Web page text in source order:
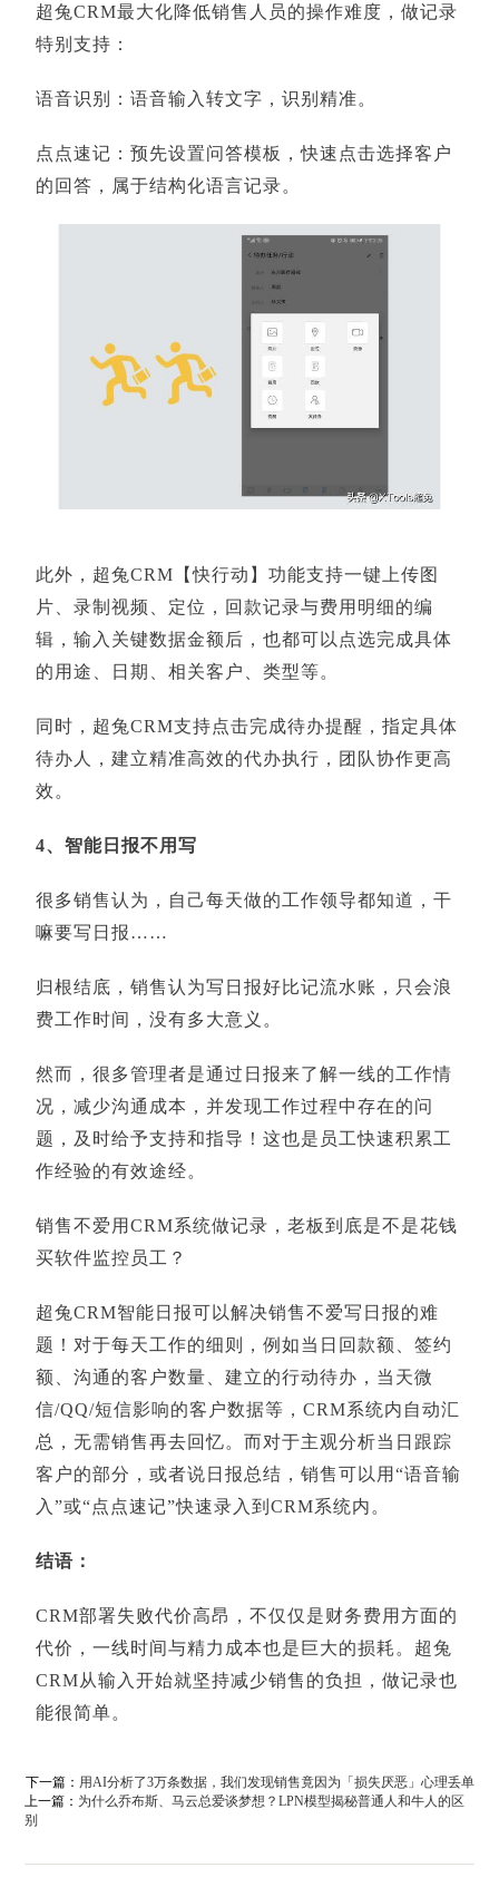
超兔CRM最大化降低销售人员的操作难度，做记录
特别支持：
语音识别：语音输入转文字，识别精准。
点点速记：预先设置问答模板，快速点击选择客户
的回答，属于结构化语言记录。
此外，超兔CRM【快行动】功能支持一键上传图
片、录制视频、定位，回款记录与费用明细的编
辑，输入关键数据金额后，也都可以点选完成具体
的用途、日期、相关客户、类型等。
同时，超兔CRM支持点击完成待办提醒，指定具体
待办人，建立精准高效的代办执行，团队协作更高
效。
4、智能日报不用写
很多销售认为，自己每天做的工作领导都知道，干
嘛要写日报……
归根结底，销售认为写日报好比记流水账，只会浪
费工作时间，没有多大意义。
然而，很多管理者是通过日报来了解一线的工作情
况，减少沟通成本，并发现工作过程中存在的问
题，及时给予支持和指导！这也是员工快速积累工
作经验的有效途经。
销售不爱用CRM系统做记录，老板到底是不是花钱
买软件监控员工？
超兔CRM智能日报可以解决销售不爱写日报的难
题！对于每天工作的细则，例如当日回款额、签约
额、沟通的客户数量、建立的行动待办，当天微
信/QQ/短信影响的客户数据等，CRM系统内自动汇
总，无需销售再去回忆。而对于主观分析当日跟踪
客户的部分，或者说日报总结，销售可以用“语音输
入”或“点点速记”快速录入到CRM系统内。
结语：
CRM部署失败代价高昂，不仅仅是财务费用方面的
代价，一线时间与精力成本也是巨大的损耗。超兔
CRM从输入开始就坚持减少销售的负担，做记录也
能很简单。
下一篇： 用AI分析了3万条数据，我们发现销售竟因为「损失厌恶」心理丢单
上一篇： 为什么乔布斯、马云总爱谈梦想？LPN模型揭秘普通人和牛人的区
别